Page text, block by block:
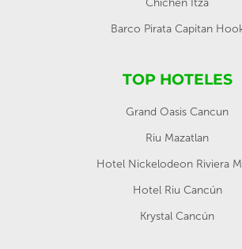
Chichén Itzá
Barco Pirata Capitan
TOP HOTELES
Grand Oasis Cancun
Riu Mazatlan
Hotel Nickelodeon Riviera
Hotel Riu Cancún
Krystal Cancún